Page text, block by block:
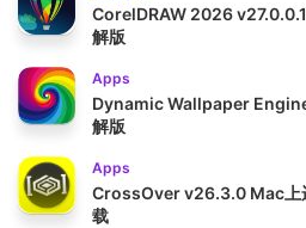
CorelDRAW 2026
解版
Apps
Dynamic Wallpaper
解版
Apps
CrossOver v26.3.0 Mac上
载